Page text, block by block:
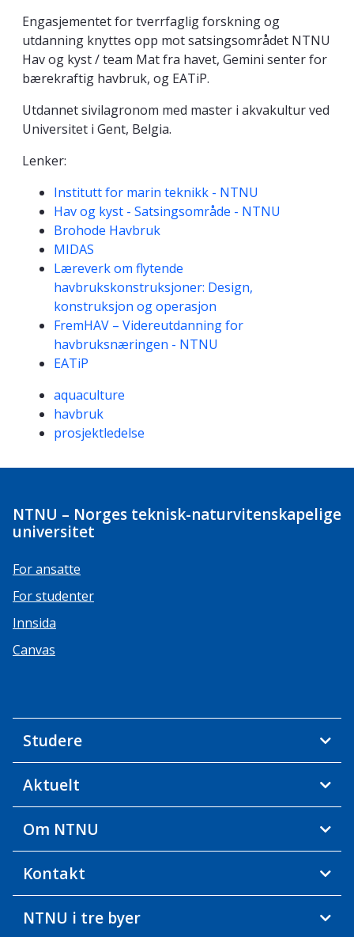
Engasjementet for tverrfaglig forskning og
utdanning knyttes opp mot satsingsområdet NTNU
Hav og kyst / team Mat fra havet, Gemini senter for
bærekraftig havbruk, og EATiP.
Utdannet sivilagronom med master i akvakultur ved
Universitet i Gent, Belgia.
Lenker:
Institutt for marin teknikk - NTNU
Hav og kyst - Satsingsområde - NTNU
Brohode Havbruk
MIDAS
Læreverk om flytende
havbrukskonstruksjoner: Design,
konstruksjon og operasjon
FremHAV – Videreutdanning for
havbruksnæringen - NTNU
EATiP
Kompetanseord
aquaculture
havbruk
prosjektledelse
NTNU – Norges teknisk-naturvitenskapelige
universitet
For ansatte
For studenter
Innsida
Canvas
Studere
Aktuelt
Om NTNU
Kontakt
NTNU i tre byer